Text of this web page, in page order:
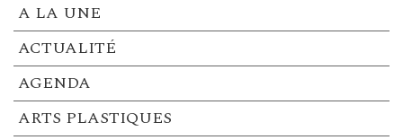
A LA UNE
ACTUALITÉ
AGENDA
ARTS PLASTIQUES